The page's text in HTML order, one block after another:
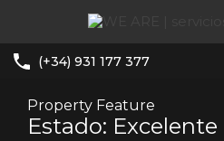
(+34) 931 177 377
Property Feature
Estado: Excelente